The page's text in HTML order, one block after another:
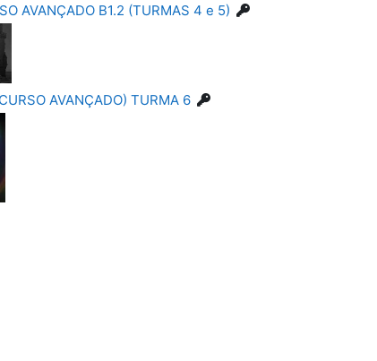
AVANÇADO B1.2 (TURMAS 4 e 5)
AVANÇADO) TURMA 6